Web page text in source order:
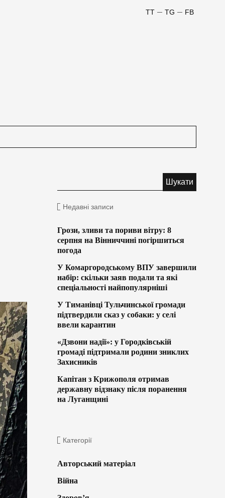
FB
TG
TT
Недавні записи
Грози, зливи та пориви вітру: 8
серпня на Вінниччині погіршиться
погода
У Комаргородському ВПУ завершили
набір: скільки заяв подали та які
спеціальності найпопулярніші
У Тиманівці Тульчинської громади
підтвердили сказ у собаки: у селі
ввели карантин
«Дзвони надії»: у Городківській
громаді підтримали родини зниклих
Захисників
Капітан з Крижополя отримав
державну відзнаку після поранення
на Луганщині
Категорії
Авторський матеріал
Війна